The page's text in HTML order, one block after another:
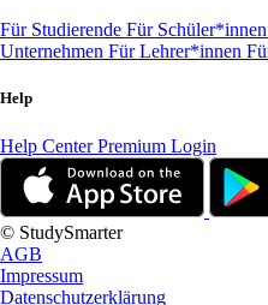
Für Studierende Für Schüler*innen
Unternehmen Für Lehrer*innen
Help
Help CenterPremium Login
© StudySmarter
AGB
Impressum
Datenschutzerklärung